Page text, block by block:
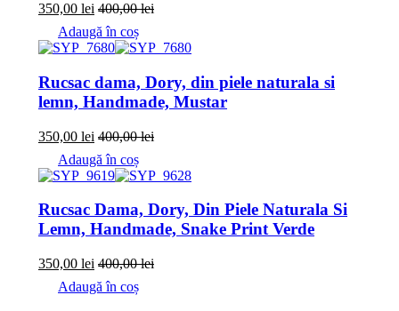
350,00 lei 400,00lei
Adaugă în coș
Rucsac dama, Dory, din piele naturala si
lemn, Handmade, Mustar
350,00 lei 400,00lei
Adaugă în coș
Rucsac Dama, Dory, Din Piele Naturala Si
Lemn, Handmade, Snake Print Verde
350,00 lei 400,00lei
Adaugă în coș